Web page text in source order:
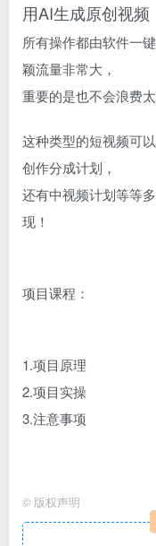
用AI生成原创视频
所有操作都由软件一
颖流量非常大，
重要的是也不会浪费太
这种类型的短视频可
创作分成计划，
还有中视频计划等等
现！
项目课程：
1.项目原理
2.项目实操
3.注意事项
© 版权声明